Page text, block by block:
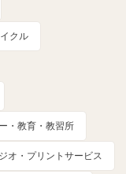
クル
・教育・教習所
オ・プリントサービス